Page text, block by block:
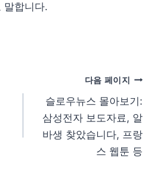
말합니다.
다음 페이지
슬로우뉴스 몰아보기:
삼성전자 보도자료, 알
바생 찾았습니다, 프랑
스 웹툰 등